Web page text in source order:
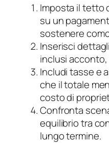
Imposta il tetto
su un
sostenere
Inserisci
inclusi
Includi tasse e
che il totale
costo di
Confronta
equilibrio tra
lungo termine.